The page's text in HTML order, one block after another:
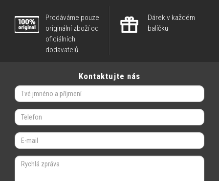
Prodáváme pouze
originální zboží od
oficiálních
dodavatelů
Dárek v každém
balíčku
Kontaktujte nás